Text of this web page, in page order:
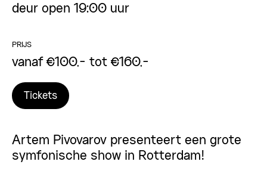
deur open 19:00 uur
PRIJS
vanaf €100,- tot €160,-
Tickets
Artem Pivovarov presenteert een grote
symfonische show in Rotterdam!